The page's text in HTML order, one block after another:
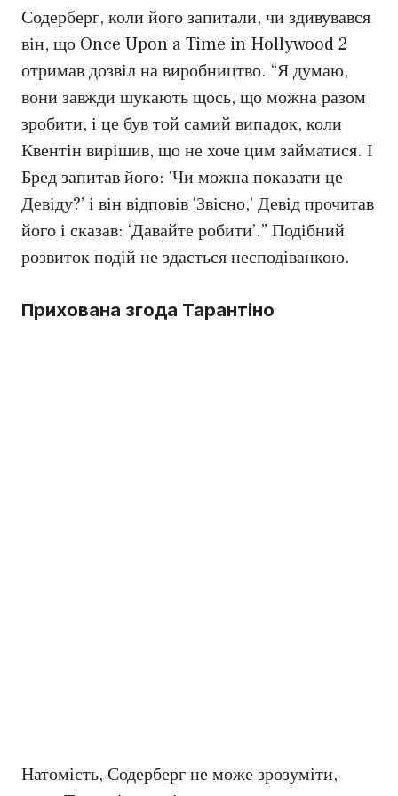
Содерберг, коли його запитали, чи здивувався
він, що Once Upon a Time in Hollywood 2
отримав дозвіл на виробництво. “Я думаю,
вони завжди шукають щось, що можна разом
зробити, і це був той самий випадок, коли
Квентін вирішив, що не хоче цим займатися. І
Бред запитав його: ‘Чи можна показати це
Девіду?’ і він відповів ‘Звісно,’ Девід прочитав
його і сказав: ‘Давайте робити’.” Подібний
розвиток подій не здається несподіванкою.
Прихована згода Тарантіно
Натомість, Содерберг не може зрозуміти,